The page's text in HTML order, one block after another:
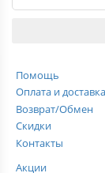
Помощь
Оплата и доставка
Возврат/Обмен
Скидки
Контакты
Акции